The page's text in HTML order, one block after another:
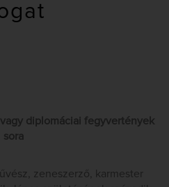
diplomáciai fegyvertények
sora
zeneszerző, karmester